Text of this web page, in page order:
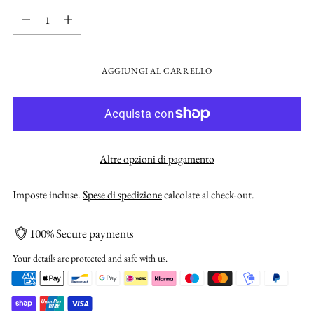
Quantità
AGGIUNGI AL CARRELLO
Altre opzioni di pagamento
Imposte incluse.Spese di spedizionecalcolate al check-out.
100% Secure payments
Your details are protected and safe with us.